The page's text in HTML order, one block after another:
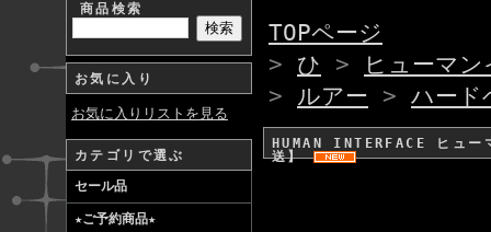
商品検索
お気に入り
お気に入りリストを見る
カテゴリで選ぶ
セール品
★ご予約商品★
TOPページ
> ひ >
ヒューマ
> ルアー > ハード
HUMAN INTERFACE ヒュー
送】